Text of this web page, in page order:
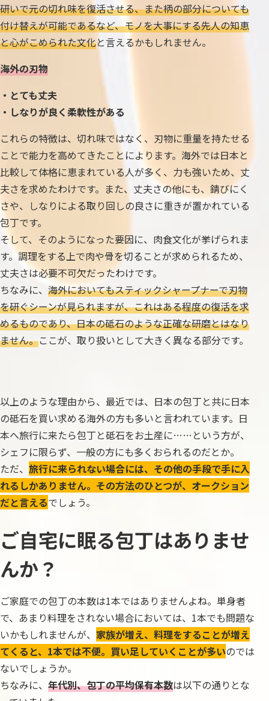
研いで元の切れ味を復活させる、また柄の部分についても
付け替えが可能であるなど、モノを大事にする先人の知恵
と心がこめられた文化と言えるかもしれません。
海外の刃物
・とても丈夫
・しなりが良く柔軟性がある
これらの特徴は、切れ味ではなく、刃物に重量を持たせる
ことで能力を高めてきたことによります。海外では日本と
比較して体格に恵まれている人が多く、力も強いため、丈
夫さを求めたわけです。また、丈夫さの他にも、錆びにく
さや、しなりによる取り回しの良さに重きが置かれている
包丁です。
そして、そのようになった要因に、肉食文化が挙げられま
す。調理をする上で肉や骨を切ることが求められるため、
丈夫さは必要不可欠だったわけです。
ちなみに、 海外においてもスティックシャープナーで刃物
を研ぐシーンが見られますが、これはある程度の復活を求
めるものであり、日本の砥石のような正確な研磨とはなり
ません。ここが、取り扱いとして大きく異なる部分です。
以上のような理由から、最近では、日本の包丁と共に日本
の砥石を買い求める海外の方も多いと言われています。日
本へ旅行に来たら包丁と砥石をお土産に……という方が、
シェフに限らず、一般の方にも多くおられるのだとか。
ただ、 旅行に来られない場合には、その他の手段で手に入
れるしかありません。その方法のひとつが、オークション
だと言えるでしょう。
ご自宅に眠る包丁はありませ
んか？
ご家庭での包丁の本数は1本ではありませんよね。単身者
で、あまり料理をされない場合においては、1本でも問題な
いかもしれませんが、 家族が増え、料理をすることが増え
てくると、1本では不便。買い足していくことが多いのでは
ないでしょうか。
ちなみに、 年代別、包丁の平均保有本数は以下の通りとな